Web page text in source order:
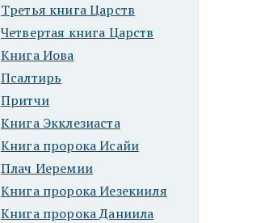
Третья книга Царств
Четвертая книга Царств
Книга Иова
Псалтирь
Притчи
Книга Экклезиаста
Книга пророка Исайи
Плач Иеремии
Книга пророка Иезекииля
Книга пророка Даниила